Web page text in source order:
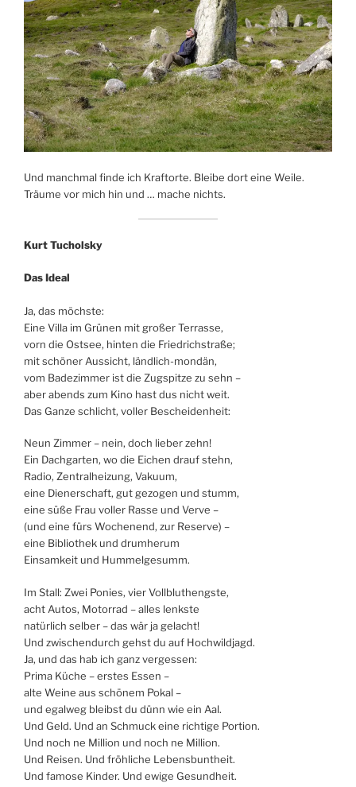
Und manchmal finde ich Kraftorte. Bleibe dort eine Weile.
Träume vor mich hin und … mache nichts.
Kurt Tucholsky
Das Ideal
Ja, das möchste:
Eine Villa im Grünen mit großer Terrasse,
vorn die Ostsee, hinten die Friedrichstraße;
mit schöner Aussicht, ländlich-mondän,
vom Badezimmer ist die Zugspitze zu sehn –
aber abends zum Kino hast dus nicht weit.
Das Ganze schlicht, voller Bescheidenheit:
Neun Zimmer – nein, doch lieber zehn!
Ein Dachgarten, wo die Eichen drauf stehn,
Radio, Zentralheizung, Vakuum,
eine Dienerschaft, gut gezogen und stumm,
eine süße Frau voller Rasse und Verve –
(und eine fürs Wochenend, zur Reserve) –
eine Bibliothek und drumherum
Einsamkeit und Hummelgesumm.
Im Stall: Zwei Ponies, vier Vollbluthengste,
acht Autos, Motorrad – alles lenkste
natürlich selber – das wär ja gelacht!
Und zwischendurch gehst du auf Hochwildjagd.
Ja, und das hab ich ganz vergessen:
Prima Küche – erstes Essen –
alte Weine aus schönem Pokal –
und egalweg bleibst du dünn wie ein Aal.
Und Geld. Und an Schmuck eine richtige Portion.
Und noch ne Million und noch ne Million.
Und Reisen. Und fröhliche Lebensbuntheit.
Und famose Kinder. Und ewige Gesundheit.